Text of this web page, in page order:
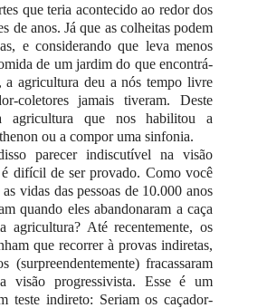
que teria acontecido ao redor dos
de anos. Já que as colheitas podem
e considerando que leva menos
de um jardim do que encontrá-
a agricultura deu a nós tempo livre
coletores jamais tiveram. Deste
agricultura que nos habilitou a
ou a compor uma sinfonia.
parecer indiscutível na visão
é difícil de ser provado. Como você
vidas das pessoas de 10.000 anos
quando eles abandonaram a caça
agricultura? Até recentemente, os
que recorrer à provas indiretas,
(surpreendentemente) fracassaram
visão progressivista. Esse é um
teste indireto: Seriam os caçador-